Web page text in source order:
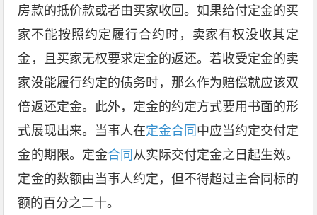
房款的抵价款或者由买家收回。如果给付定金的买
家不能按照约定履行合约时，卖家有权没收其定
金，且买家无权要求定金的返还。若收受定金的卖
家没能履行约定的债务时，那么作为赔偿就应该双
倍返还定金。此外，定金的约定方式要用书面的形
式展现出来。当事人在定金合同 中应当约定交付定
金的期限。定金合同 从实际交付定金之日起生效。
定金的数额由当事人约定，但不得超过主合同标的
额的百分之二十。